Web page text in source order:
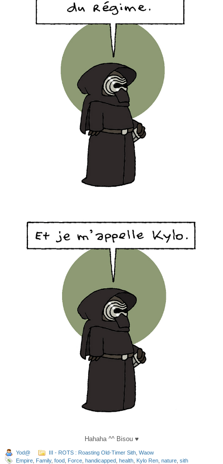
Hahaha ^^ Bisou ♥
Yod@ III - ROTS : Roasting Old-Timer Sith Waow
Empire Family, food Force handicapped health Kylo Ren nature sith